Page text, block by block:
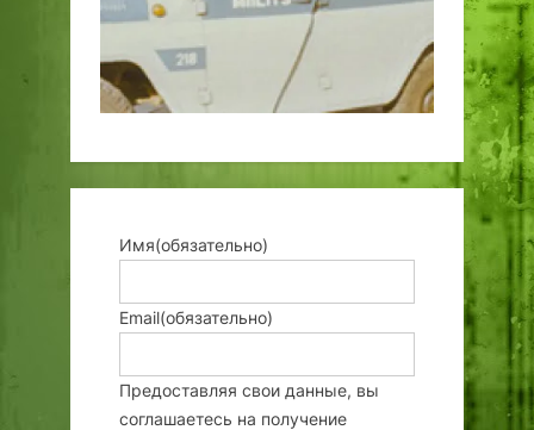
Имя(обязательно)
Email(обязательно)
Предоставляя свои данные, вы
соглашаетесь на получение